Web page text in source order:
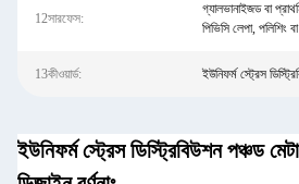
12সারফেস:
গ্যালভানাইজড বা
পিভিসি লেপা, পলিশিং
13কীওয়ার্ড: ইউনিফর্ম স্ট্রেস
ইউনিফর্ম স্ট্রেস ডিস্ট্রিবিউশন পঞ্চড